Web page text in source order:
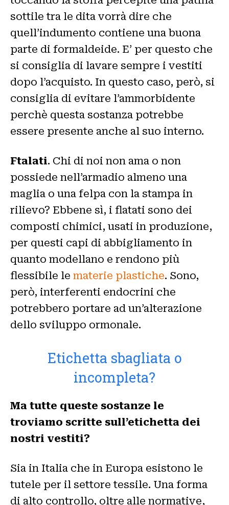
sottile tra le dita vorrà dire che
quell’indumento contiene una buona
parte di formaldeide. E’ per questo che
si consiglia di lavare sempre i vestiti
dopo l’acquisto. In questo caso, però, si
consiglia di evitare l’ammorbidente
perchè questa sostanza potrebbe
essere presente anche al suo interno.
Ftalati. Chi di noi non ama o non
possiede nell’armadio almeno una
maglia o una felpa con la stampa in
rilievo? Ebbene sì, i flatati sono dei
composti chimici, usati in produzione,
per questi capi di abbigliamento in
quanto modellano e rendono più
flessibile le materie plastiche. Sono,
però, interferenti endocrini che
potrebbero portare ad un’alterazione
dello sviluppo ormonale.
Etichetta sbagliata o
incompleta?
Ma tutte queste sostanze le
troviamo scritte sull’etichetta dei
nostri vestiti?
Sia in Italia che in Europa esistono le
tutele per il settore tessile. Una forma
di alto controllo, oltre alle normative,